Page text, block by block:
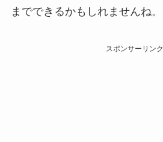
までできるかもしれませんね。
スポンサーリンク